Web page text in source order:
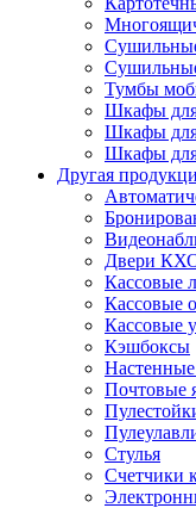
Тумбы
Шкафы
Шкафы для
Шкафы для
Другая
Двери
Кассовые
Кассовые
Кассовые
Кэшбоксы
Почтовые
Стулья
Счетчики